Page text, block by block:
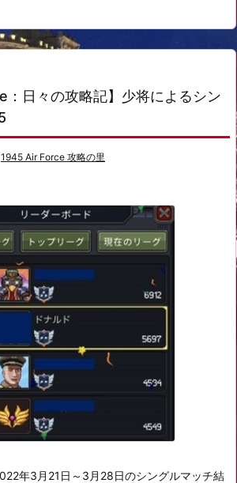
：日々の攻略記】少将によるシン
1945 Air Force 攻略の里
年3月21日～3月28日のシングルマッチ結